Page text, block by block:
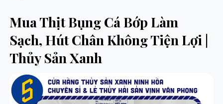
Mua Thịt Bụng Cá Bớp Làm
Sạch, Hút Chân Không Tiện Lợi |
Thủy Sản Xanh